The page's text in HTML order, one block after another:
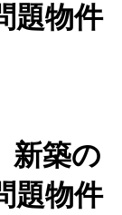
題物件
築の
題物件